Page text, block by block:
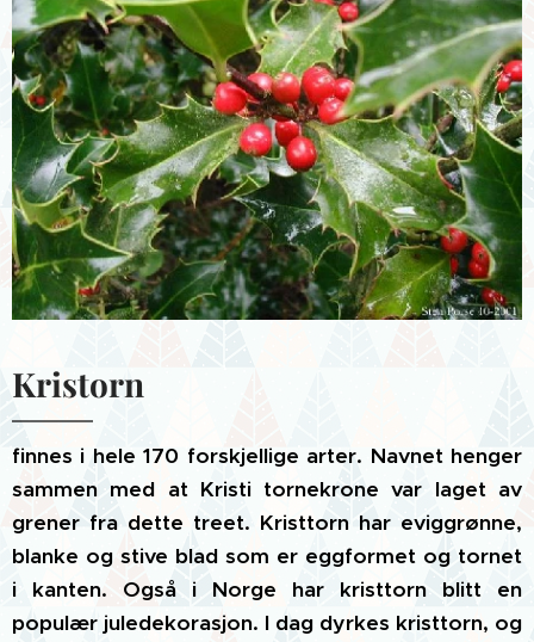
Kristorn
finnes i hele 170 forskjellige arter. Navnet henger
sammen med at Kristi tornekrone var laget av
grener fra dette treet. Kristtorn har eviggrønne,
blanke og stive blad som er eggformet og tornet
i kanten. Også i Norge har kristtorn blitt en
populær juledekorasjon. I dag dyrkes kristtorn, og